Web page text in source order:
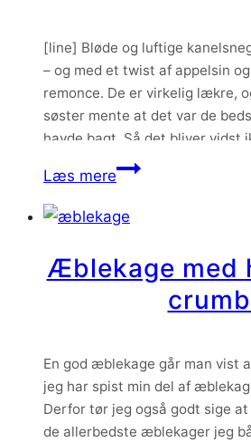
[line] Bløde og luftige
– og med et twist af appelsin
remonce. De er virkelig lækre,
søster mente at det var de
havde bagt. Så det bliver vidst
skal bages. Appelsinskallen i
Læs mereKanelsnegle
med
twist
Æblekage med
En god æblekage går man vist
jeg har spist min del af
Derfor tør jeg også godt sige
de allerbedste æblekager jeg